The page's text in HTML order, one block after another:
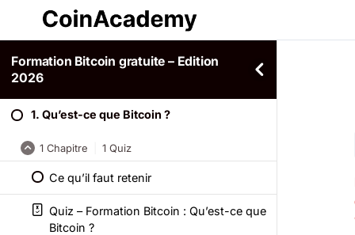
Formation Bitcoin gratuite – Edition
2026
1. Qu’est-ce que Bitcoin ?
1 Chapitre 1 Quiz
Ce qu’il faut retenir
Quiz – Formation Bitcoin : Qu’est-ce que
Bitcoin ?